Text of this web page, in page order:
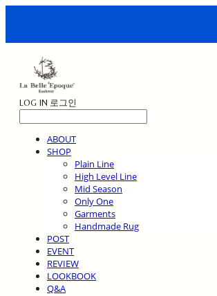
LOG IN 로그인
ABOUT
SHOP
Plain Line
High Level Line
Mid Season
Only One
Garments
Handmade Rug
POST
EVENT
REVIEW
LOOKBOOK
Q&A